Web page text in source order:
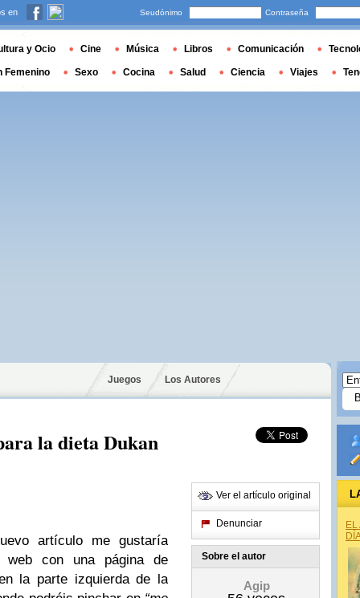
Juegos Los Autores
la dieta Dukan
artículo me gustaría
web con una página de
la parte izquierda de la
Ver el artículo original
Denunciar
Sobre el autor
Agip
en Seudónimo Contraseña
y Ocio Cine Música Libros Comunicación
Femenino Sexo Cocina Salud Ciencia Viajes